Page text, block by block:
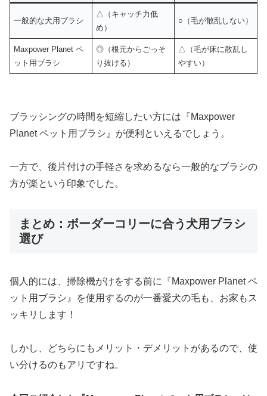
一般的な犬用ブラシ
△（キャッチ力低
め）
○（毛が散乱しない）
Maxpower Planet ペ
ット用ブラシ
◎（根元からごっそ
り抜ける）
△（毛が床に散乱し
やすい）
ブラッシングの時間を短縮したい方には『Maxpower
Planet ペット用ブラシ』が便利といえるでしょう。
一方で、後片付けの手軽さを求めるなら一般的なブラシの
方が楽という印象でした。
まとめ：ボーダーコリーに合う犬用ブラシ
選び
個人的には、掃除機がけをする前に『Maxpower Planet ペ
ット用ブラシ』を使用するのが一番愛犬の毛も、お家もス
ッキリします！
しかし、どちらにもメリット・デメリットがあるので、使
い分けるのもアリですね。